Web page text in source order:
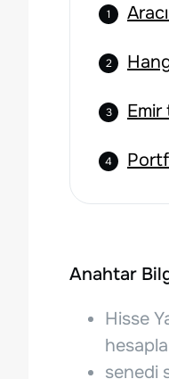
Emir
Anahtar
Hisse
senedi